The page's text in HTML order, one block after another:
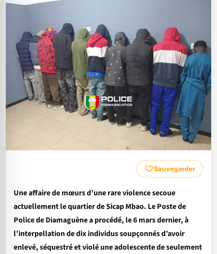
Sauvegarder
Une affaire de mœurs d’une rare violence secoue
actuellement le quartier de Sicap Mbao. Le Poste de
Police de Diamaguène a procédé, le 6 mars dernier, à
l’interpellation de dix individus soupçonnés d’avoir
enlevé, séquestré et violé une adolescente de seulement